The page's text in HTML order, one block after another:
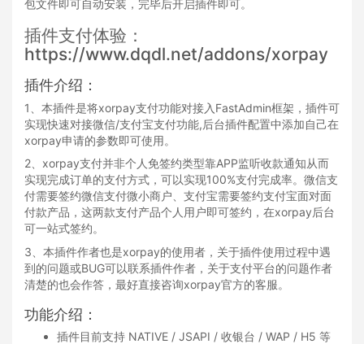
包文件即可自动安装，完毕后开启插件即可。
插件支付体验：
https://www.dqdl.net/addons/xorpay
插件介绍：
1、本插件是将xorpay支付功能对接入FastAdmin框架，插件可
实现快速对接微信/支付宝支付功能,后台插件配置中添加自己在
xorpay申请的参数即可使用。
2、xorpay支付并非个人免签约类型靠APP监听收款通知从而
实现完成订单的支付方式，可以实现100%支付完成率。微信支
付需要签约微信支付微小商户、支付宝需要签约支付宝面对面
付款产品，这两款支付产品个人用户即可签约，在xorpay后台
可一站式签约。
3、本插件作者也是xorpay的使用者，关于插件使用过程中遇
到的问题或BUG可以联系插件作者，关于支付平台的问题作者
清楚的也会作答，最好直接咨询xorpay官方的客服。
功能介绍：
插件目前支持 NATIVE / JSAPI / 收银台 / WAP / H5 等